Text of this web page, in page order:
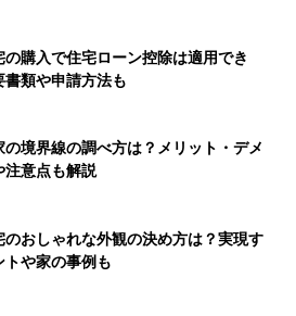
の購入で住宅ローン控除は適用でき
書類や申請方法も
の境界線の調べ方は？メリット・デメ
注意点も解説
のおしゃれな外観の決め方は？実現す
トや家の事例も